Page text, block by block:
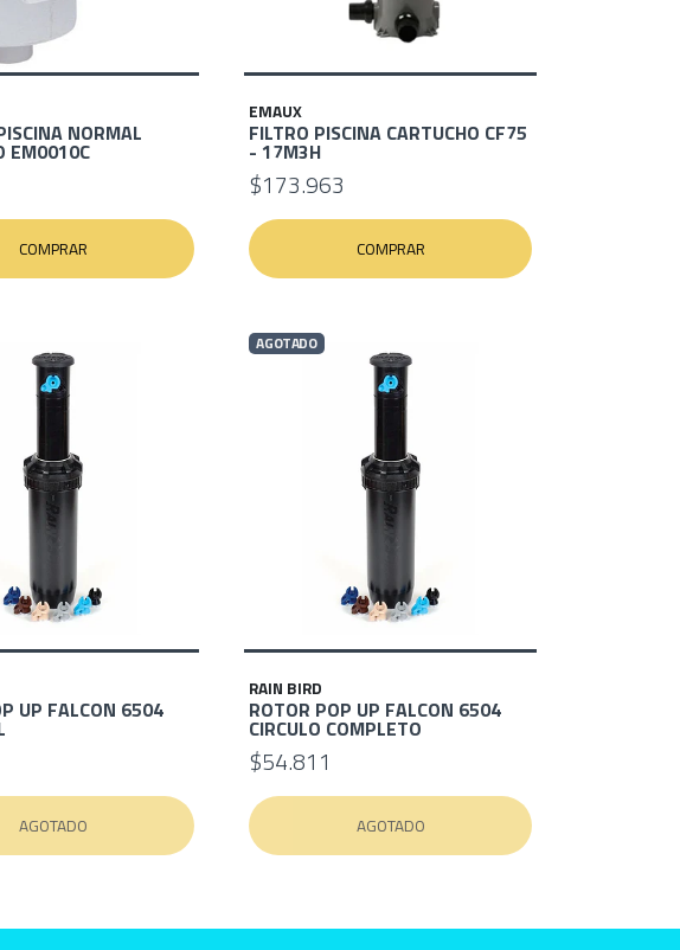
NORMAL
EM0010C
COMPRAR
EMAUX
FILTRO PISCINA CARTUCHO CF75
- 17M3H
$173.963
COMPRAR
UP FALCON 6504
AGOTADO
AGOTADO
RAIN BIRD
ROTOR POP UP FALCON 6504
CIRCULO COMPLETO
$54.811
AGOTADO